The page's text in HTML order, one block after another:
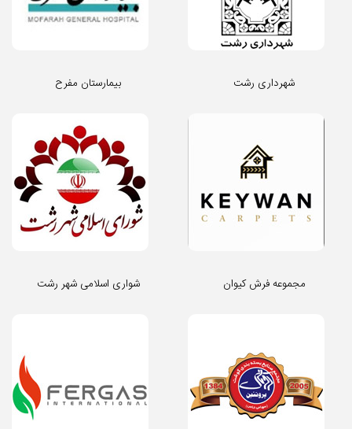
بیمارستان مفرح شهرداری رشت
شواری اسلامی شهر رشت مجموعه فرش کیوان